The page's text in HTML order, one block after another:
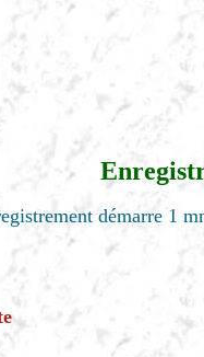
démarre 1